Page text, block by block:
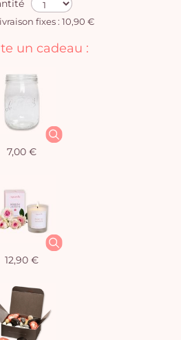
fixes : 10,90 €
un cadeau :
7,00 €
12,90 €